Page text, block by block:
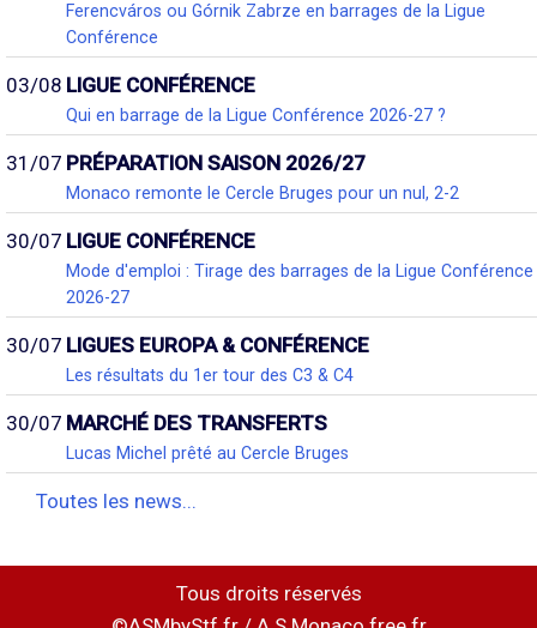
Ferencváros ou Górnik Zabrze en barrages de la Ligue
Conférence
03/08 LIGUE CONFÉRENCE
Qui en barrage de la Ligue Conférence 2026-27 ?
31/07 PRÉPARATION SAISON 2026/27
Monaco remonte le Cercle Bruges pour un nul, 2-2
30/07 LIGUE CONFÉRENCE
Mode d'emploi : Tirage des barrages de la Ligue Conférence
2026-27
30/07 LIGUES EUROPA & CONFÉRENCE
Les résultats du 1er tour des C3 & C4
30/07 MARCHÉ DES TRANSFERTS
Lucas Michel prêté au Cercle Bruges
Toutes les news...
Tous droits réservés